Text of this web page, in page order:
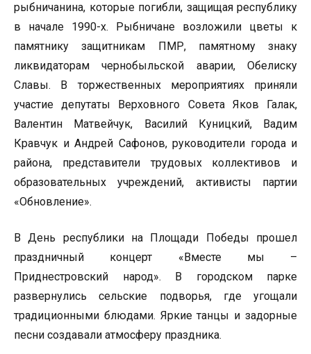
рыбничанина, которые погибли, защищая республику
в начале 1990-х. Рыбничане возложили цветы к
памятнику защитникам ПМР, памятному знаку
ликвидаторам чернобыльской аварии, Обелиску
Славы. В торжественных мероприятиях приняли
участие депутаты Верховного Совета Яков Галак,
Валентин Матвейчук, Василий Куницкий, Вадим
Кравчук и Андрей Сафонов, руководители города и
района, представители трудовых коллективов и
образовательных учреждений, активисты партии
«Обновление».
В День республики на Площади Победы прошел
праздничный концерт «Вместе мы –
Приднестровский народ». В городском парке
развернулись сельские подворья, где угощали
традиционными блюдами. Яркие танцы и задорные
песни создавали атмосферу праздника.